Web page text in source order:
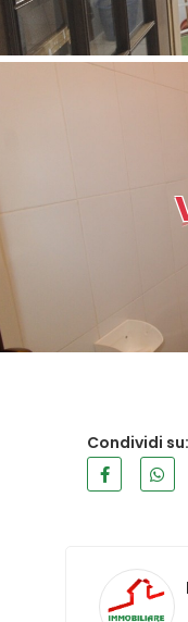
Condividi su: